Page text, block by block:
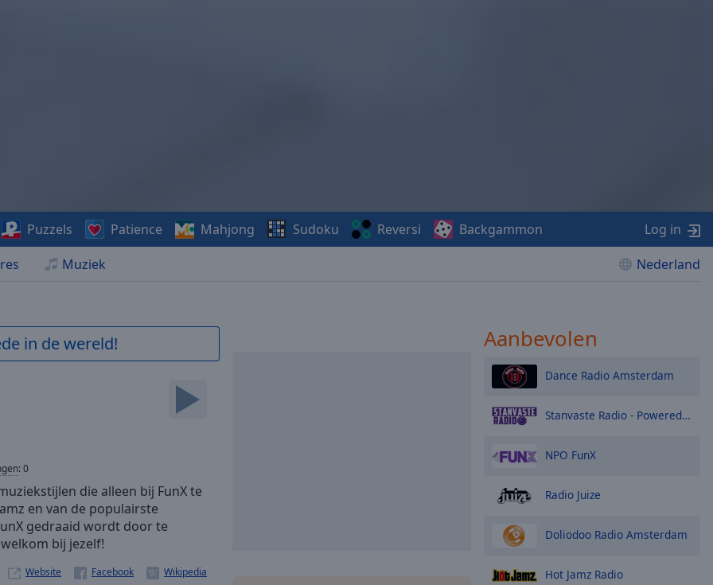
Muziek Nederland
Puzzels Patience Mahjong Sudoku Reversi Backgammon Log in
in de wereld!
:0
die alleen bij FunX te
en van de populairste
gedraaid wordt door te
bij jezelf!
Website
Aanbevolen
Dance Radio Amsterdam
Stanvaste Radio - Powered by Bombelman.com
NPO FunX
Radio Juize
Doliodoo Radio Amsterdam
Hot Jamz Radio